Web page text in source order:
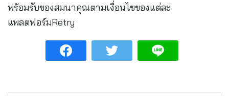
พร้อมรับของสมนาคุณตามเงื่อนไขของแต่ละ
แพลตฟอร์มRetry